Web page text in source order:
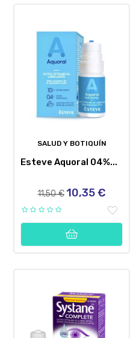
SALUD Y BOTIQUÍN
Esteve Aquoral 04%...
Precio
11,50 € Precio
10,35 €